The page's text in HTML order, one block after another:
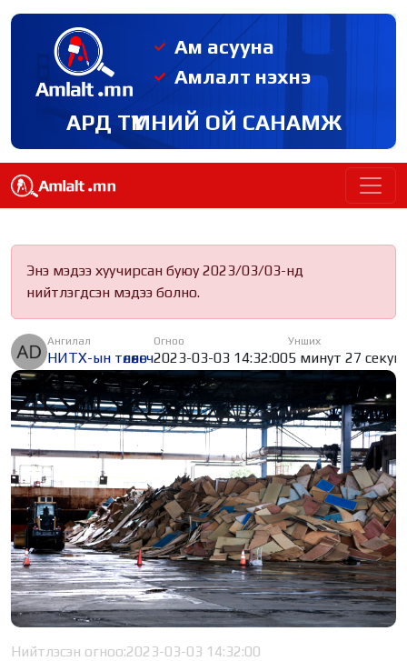
Ам асууна
Амлалт нэхнэ
АРД ТҮМНИЙ ОЙ САНАМЖ
Энэ мэдээ хуучирсан буюу 2023/03/03-нд
нийтлэгдсэн мэдээ болно.
Ангилал
НИТХ-ын төлөөлөгч
Огноо
2023-03-03 14:32:00
Унших
5 минут 27
Нийтлэсэн огноо:2023-03-03 14:32:00